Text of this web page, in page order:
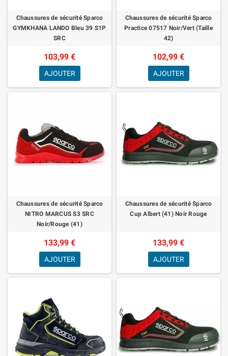
Chaussures de sécurité Sparco
GYMKHANA LANDO Bleu 39 S1P
SRC
103,99 €
AJOUTER
Chaussures de sécurité Sparco
Practice 07517 Noir/Vert (Taille
42)
102,99 €
AJOUTER
Chaussures de sécurité Sparco
NITRO MARCUS S3 SRC
Noir/Rouge (41)
133,99 €
AJOUTER
Chaussures de sécurité Sparco
Cup Albert (41) Noir Rouge
133,99 €
AJOUTER